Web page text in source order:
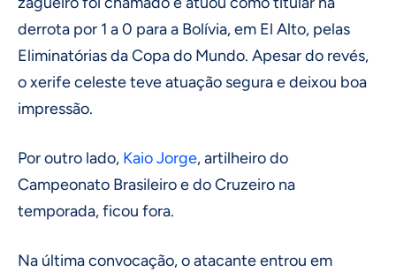
derrota por 1 a 0 para a Bolívia, em El Alto, pelas
Eliminatórias da Copa do Mundo. Apesar do revés,
o xerife celeste teve atuação segura e deixou boa
impressão.
Por outro lado, Kaio Jorge, artilheiro do
Campeonato Brasileiro e do Cruzeiro na
temporada, ficou fora.
Na última convocação, o atacante entrou em